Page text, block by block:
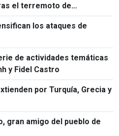
el terremoto de
los ataques de
de actividades temáticas
y Fidel Castro
por Turquía, Grecia y
gran amigo del pueblo de